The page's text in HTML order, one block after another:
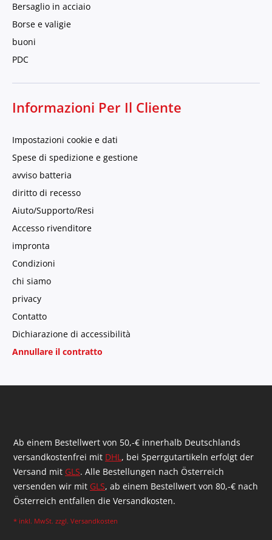
Bersaglio in acciaio
Borse e valigie
buoni
PDC
Informazioni Per Il Cliente
Impostazioni cookie e dati
Spese di spedizione e gestione
avviso batteria
diritto di recesso
Aiuto/Supporto/Resi
Accesso rivenditore
impronta
Condizioni
chi siamo
privacy
Contatto
Dichiarazione di accessibilità
Annullare il contratto
Ab einem Bestellwert von 50,-€ innerhalb Deutschlands
versandkostenfrei mit DHL, bei Sperrgutartikeln erfolgt der
Versand mit GLS. Alle Bestellungen nach Österreich
versenden wir mit GLS, ab einem Bestellwert von 80,-€ nach
Österreich entfallen die Versandkosten.
* inkl. MwSt. zzgl. Versandkosten